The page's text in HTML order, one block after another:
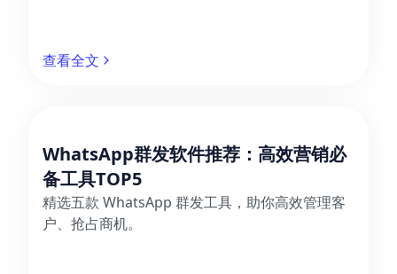
查看全文
WhatsApp群发软件推荐：高效营销必
备工具TOP5
精选五款 WhatsApp 群发工具，助你高效管理客
户、抢占商机。